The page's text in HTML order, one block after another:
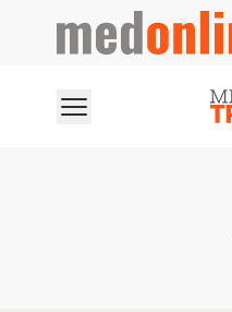
medonline